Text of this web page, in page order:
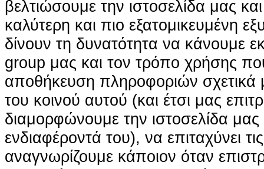
βελτιώσουμε την ιστοσελίδα μας
καλύτερη και πιο εξατομικευμένη
δίνουν τη δυνατότητα να κάνουμε
group μας και τον τρόπο χρήσης
αποθήκευση πληροφοριών σχετικά
του κοινού αυτού (και έτσι μας
διαμορφώνουμε την ιστοσελίδα
ενδιαφέροντά του), να επιταχύνει
αναγνωρίζουμε κάποιον όταν